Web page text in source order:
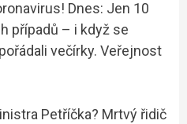
Dnes: Jen 10
případů – i když se
večírky. Veřejnost
Petříčka? Mrtvý řidič